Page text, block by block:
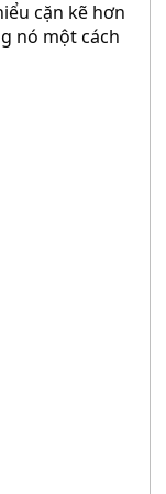
cặn kẽ hơn
nó một cách